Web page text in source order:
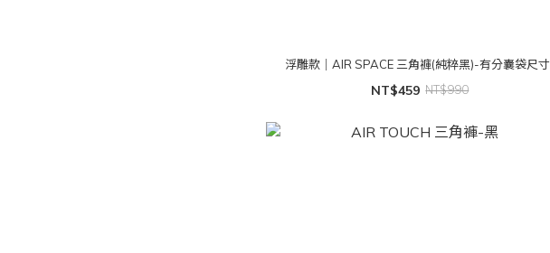
浮雕款｜AIR SPACE 三角褲(純粹黑)-有分囊袋尺寸
NT$459 NT$990